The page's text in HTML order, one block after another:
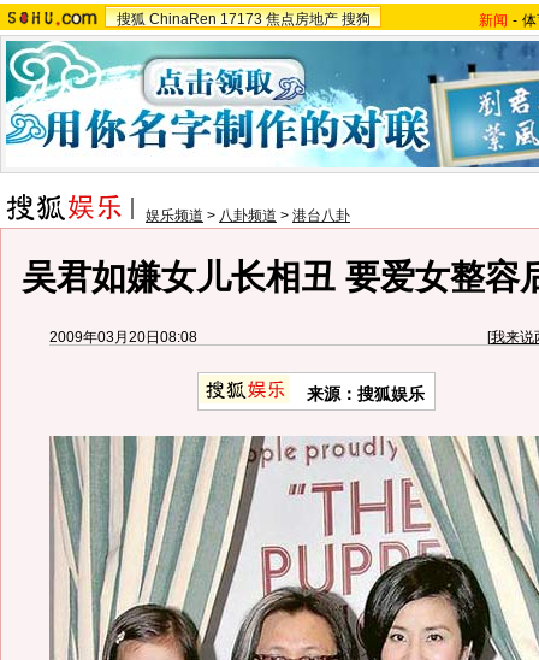
搜狐 ChinaRen 17173 焦点房地产 搜狗 新闻 -
娱乐频道 > 八卦频道 > 港台八卦
吴君如嫌女儿长相丑 要爱女整容
2009年03月20日08:08 [我来说
来源：搜狐娱乐